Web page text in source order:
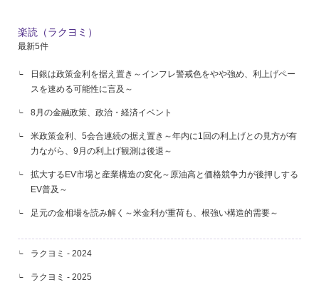
楽読（ラクヨミ）
最新5件
日銀は政策金利を据え置き～インフレ警戒色をやや強め、利上げペー
スを速める可能性に言及～
8月の金融政策、政治・経済イベント
米政策金利、5会合連続の据え置き～年内に1回の利上げとの見方が有
力ながら、9月の利上げ観測は後退～
拡大するEV市場と産業構造の変化～原油高と価格競争力が後押しする
EV普及～
足元の金相場を読み解く～米金利が重荷も、根強い構造的需要～
ラクヨミ - 2024
ラクヨミ - 2025